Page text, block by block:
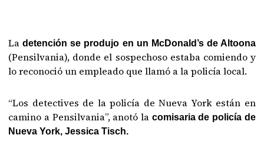
La detención se produjo en un McDonald’s de Altoona
(Pensilvania), donde el sospechoso estaba comiendo y
lo reconoció un empleado que llamó a la policía local.
“Los detectives de la policía de Nueva York están en
camino a Pensilvania”, anotó la comisaria de policía de
Nueva York, Jessica Tisch.